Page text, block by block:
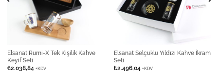
Elsanat Rumi-X Tek Kişilik Kahve
Keyif Seti
₺2.038,84 +KDV
Elsanat Selçuklu Yıldızı Kahve İkram
Seti
₺2.496,04 +KDV